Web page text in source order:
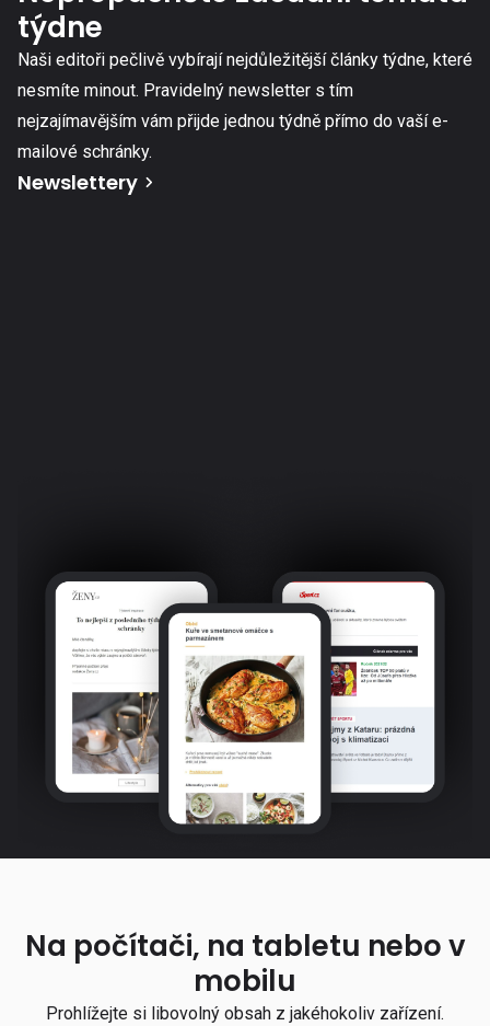
týdne
Naši editoři pečlivě vybírají nejdůležitější články týdne, které
nesmíte minout. Pravidelný newsletter s tím
nejzajímavějším vám přijde jednou týdně přímo do vaší e-
mailové schránky.
Newslettery
Na počítači, na tabletu nebo v
mobilu
Prohlížejte si libovolný obsah z jakéhokoliv zařízení.